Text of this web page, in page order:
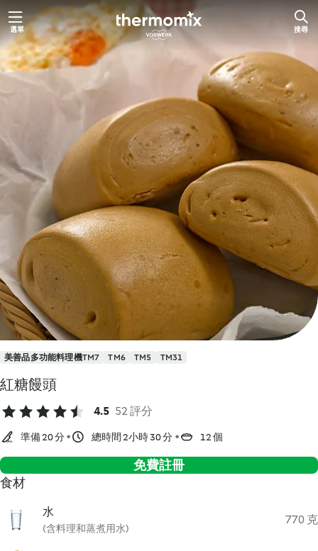
跳
至
主
要
內
選單 搜尋
美善品多功能料理機TM7 TM6 TM5 TM31
紅糖饅頭
4.5 52 評分
準備 20 分 總時間 2小時 30 分 12 個
免費註冊
食材
水
(含料理和蒸煮用水)
770 克